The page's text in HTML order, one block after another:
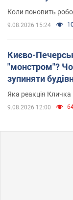
Коли поновить
9.08.2026 15:24
Києво-
"монстром"?
зупиняти
вірянина"
Яка реакція
9.08.2026 12:00